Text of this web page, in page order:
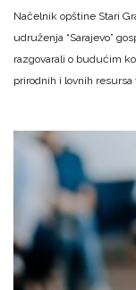
Načelnik opštine Stari
udruženja “Sarajevo”
razgovarali o budućim
prirodnih i lovnih